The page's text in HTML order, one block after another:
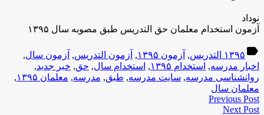
نوداد
آزمون استخدام معلمان حق التدریس طبق مصوبه سال ۱۳۹۵
label ۱۳۹۵ التدریس , آزمون ۱۳۹۵ , آزمون التدریس, آزمون سال,
اخبار مدرسه, استخدام ۱۳۹۵ , استخدام سال, حق, خبر جدید,
روانشناسی مدرسه, سایت مدرسه, طبق, مدرسه, معلمان ۱۳۹۵
,
معلمان سال
Previous Post
Next Post